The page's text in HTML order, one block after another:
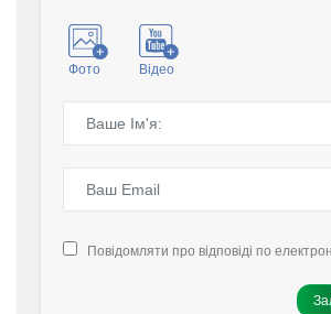
Фото Відео
Повідомляти про відповіді по